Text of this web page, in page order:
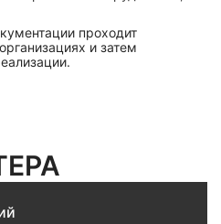
проходит
и затем